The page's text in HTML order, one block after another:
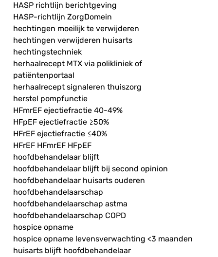
HASP richtlijn berichtgeving
HASP-richtlijn ZorgDomein
hechtingen moeilijk te verwijderen
hechtingen verwijderen huisarts
hechtingstechniek
herhaalrecept MTX via polikliniek of
patiëntenportaal
herhaalrecept signaleren thuiszorg
herstel pompfunctie
HFmrEF ejectiefractie 40-49%
HFpEF ejectiefractie ≥50%
HFrEF ejectiefractie ≤40%
HFrEF HFmrEF HFpEF
hoofdbehandelaar blijft
hoofdbehandelaar blijft bij second opinion
hoofdbehandelaar huisarts ouderen
hoofdbehandelaarschap
hoofdbehandelaarschap astma
hoofdbehandelaarschap COPD
hospice opname
hospice opname levensverwachting <3 maanden
huisarts blijft hoofdbehandelaar